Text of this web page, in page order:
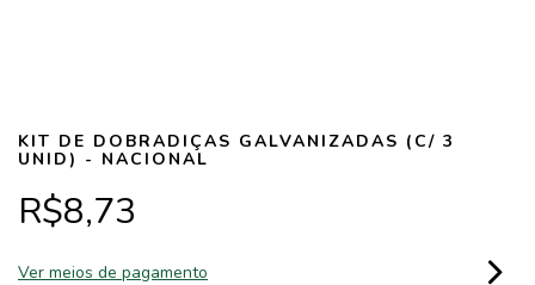
KIT DE DOBRADIÇAS GALVANIZADAS (C/ 3
UNID) - NACIONAL
R$8,73
Ver meios de pagamento